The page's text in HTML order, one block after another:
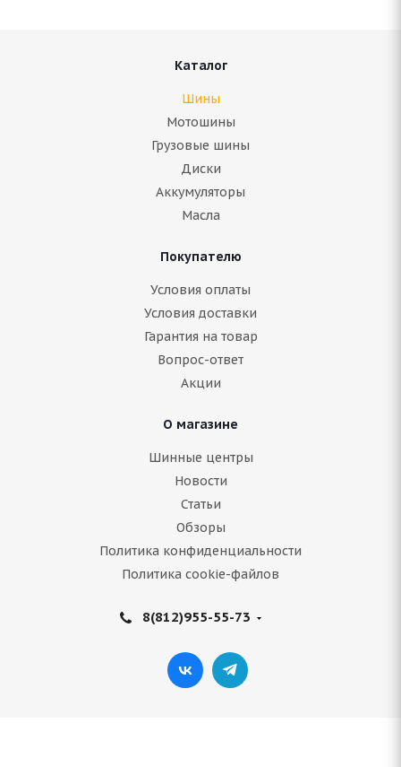
ARIVO Premio ARZ 1 185/60 R15 88H
В наличии (менее 4 шт.)
Каталог
Шины
Мотошины
Грузовые шины
Диски
Аккумуляторы
Масла
Покупателю
Условия оплаты
Условия доставки
Гарантия на товар
Вопрос-ответ
Акции
О магазине
Шинные центры
Новости
Статьи
Обзоры
Политика конфиденциальности
Политика cookie-файлов
8(812)955-55-73